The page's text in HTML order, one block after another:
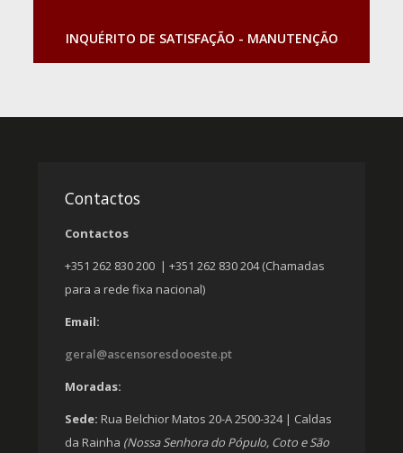
INQUÉRITO DE SATISFAÇÃO - MANUTENÇÃO
Contactos
Contactos
+351 262 830 200 | +351 262 830 204 (Chamadas
para a rede fixa nacional)
Email:
geral@ascensoresdooeste.pt
Moradas:
Sede: Rua Belchior Matos 20-A 2500-324 | Caldas
da Rainha (Nossa Senhora do Pópulo, Coto e São